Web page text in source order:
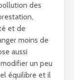
des
et de
moins de
aussi
un peu
équilibre et il